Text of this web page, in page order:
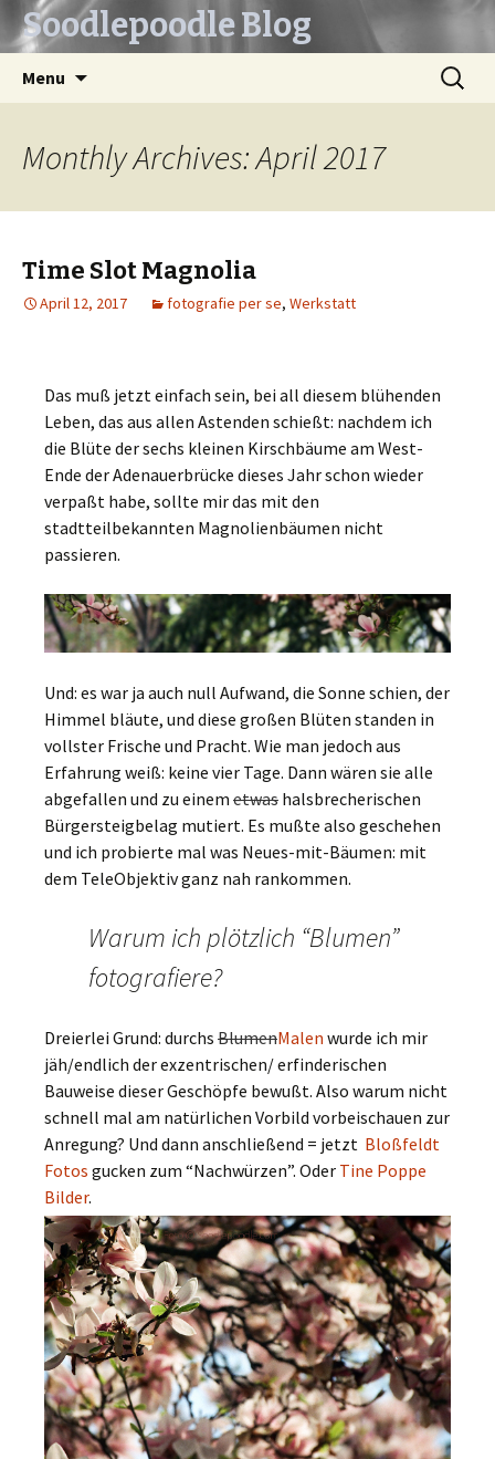
Soodlepoodle Blog
Menu
Search
for:
Monthly Archives: April 2017
Time Slot Magnolia
April 12, 2017 fotografie per se, Werkstatt
Das muß jetzt einfach sein, bei all diesem blühenden
Leben, das aus allen Astenden schießt: nachdem ich
die Blüte der sechs kleinen Kirschbäume am West-
Ende der Adenauerbrücke dieses Jahr schon wieder
verpaßt habe, sollte mir das mit den
stadtteilbekannten Magnolienbäumen nicht
passieren.
Und: es war ja auch null Aufwand, die Sonne schien, der
Himmel bläute, und diese großen Blüten standen in
vollster Frische und Pracht. Wie man jedoch aus
Erfahrung weiß: keine vier Tage. Dann wären sie alle
abgefallen und zu einem etwas halsbrecherischen
Bürgersteigbelag mutiert. Es mußte also geschehen
und ich probierte mal was Neues-mit-Bäumen: mit
dem TeleObjektiv ganz nah rankommen.
Warum ich plötzlich “Blumen”
fotografiere?
Dreierlei Grund: durchs BlumenMalen wurde ich mir
jäh/endlich der exzentrischen/ erfinderischen
Bauweise dieser Geschöpfe bewußt. Also warum nicht
schnell mal am natürlichen Vorbild vorbeischauen zur
Anregung? Und dann anschließend = jetzt Bloßfeldt
Fotos gucken zum “Nachwürzen”. Oder Tine Poppe
Bilder.